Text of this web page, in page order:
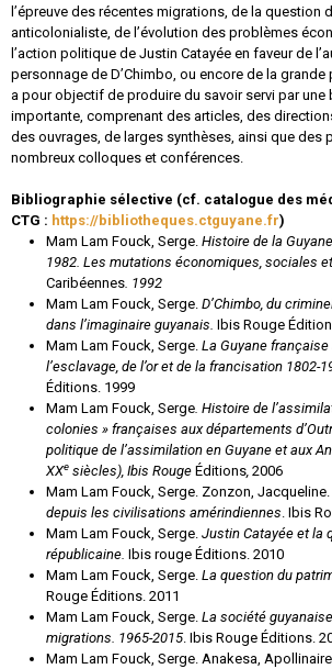
l’épreuve des récentes migrations, de la question
anticolonialiste, de l’évolution des problèmes
l’action politique de Justin Catayée en faveur de
personnage de D’Chimbo, ou encore de la grande
a pour objectif de produire du savoir servi par une
importante, comprenant des articles, des
des ouvrages, de larges synthèses, ainsi que des
nombreux colloques et conférences.
Bibliographie sélective (cf. catalogue des
CTG : https://bibliotheques.ctguyane.fr)
Mam Lam Fouck, Serge. Histoire de la
1982. Les mutations économiques, sociales
Caribéennes. 1992
Mam Lam Fouck, Serge. D’Chimbo, du
dans l’imaginaire guyanais. Ibis Rouge
Mam Lam Fouck, Serge. La Guyane
l’esclavage, de l’or et de la francisation 1802-
Éditions. 1999
Mam Lam Fouck, Serge. Histoire de
colonies » françaises aux départements
politique de l’assimilation en Guyane et aux
XXe siècles), Ibis Rouge Éditions, 2006
Mam Lam Fouck, Serge. Zonzon, Jacqueline.
depuis les civilisations amérindiennes. Ibis
Mam Lam Fouck, Serge. Justin Catayée et la
républicaine. Ibis rouge Éditions. 2010
Mam Lam Fouck, Serge. La question du
Rouge Éditions. 2011
Mam Lam Fouck, Serge. La société
migrations. 1965-2015. Ibis Rouge Éditions.
Mam Lam Fouck, Serge. Anakesa,